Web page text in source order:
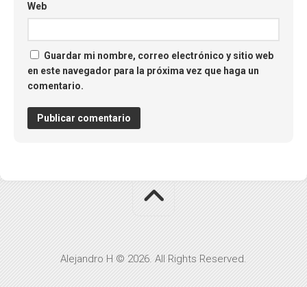
Web
Guardar mi nombre, correo electrónico y sitio web
en este navegador para la próxima vez que haga un
comentario.
Alejandro H © 2026. All Rights Reserved.